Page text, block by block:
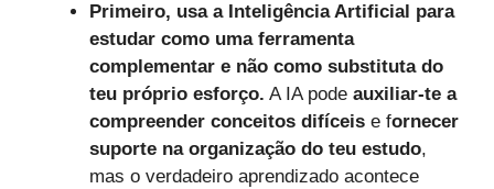
Primeiro, usa a Inteligência Artificial para
estudar como uma ferramenta
complementar e não como substituta do
teu próprio esforço. A IA pode auxiliar-te a
compreender conceitos difíceis e fornecer
suporte na organização do teu estudo,
mas o verdadeiro aprendizado acontece